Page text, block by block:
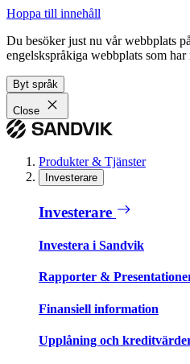
Hoppa till innehåll
Du besöker just nu vår webbplats
engelskspråkiga webbplats som
Byt språk
Close
Produkter & Tjänster
Investerare
Investerare
Investera i Sandvik
Rapporter &
Finansiell information
Upplåning och